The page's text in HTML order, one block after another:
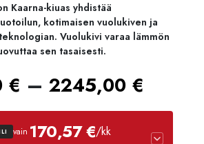
Kaarna-kiuas yhdistää
kotimaisen vuolukiven ja
Vuolukivi varaa lämmön
sen tasaisesti.
€ – 2245,00 €
vain 170,57 €/kk